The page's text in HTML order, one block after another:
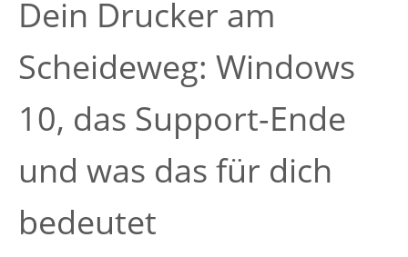
Dein Drucker am
Scheideweg: Windows
10, das Support-Ende
und was das für dich
bedeutet